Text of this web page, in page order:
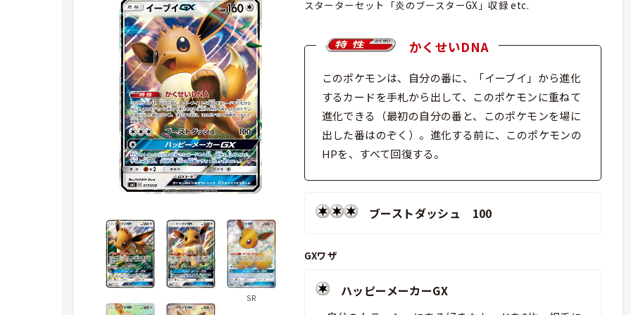
SR
スターターセット「炎のブースターGX」収録 etc.
かくせいDNA
このポケモンは、自分の番に、「イーブイ」から進化
するカードを手札から出して、このポケモンに重ねて
進化できる（最初の自分の番と、このポケモンを場に
出した番はのぞく）。進化する前に、このポケモンの
HPを、すべて回復する。
ブーストダッシュ 100
GXワザ
ハッピーメーカーGX